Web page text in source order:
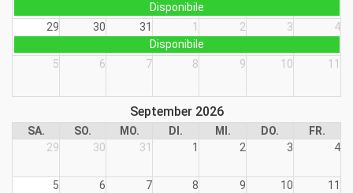
Disponibile
29
30 31 1 2 3
4
Disponibile
5
6 7 8 9 10 11
September 2026
SA. SO. MO. DI. MI. DO.
FR.
29
30 31 1 2 3 4
5 6 7 8 9 10
11